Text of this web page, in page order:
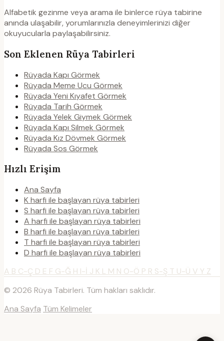
Alfabetik gezinme veya arama ile binlerce rüya tabirine
anında ulaşabilir, yorumlarınızla deneyimlerinizi diğer
okuyucularla paylaşabilirsiniz.
Son Eklenen Rüya Tabirleri
Rüyada Kapı Görmek
Rüyada Meme Ucu Görmek
Rüyada Yeni Kıyafet Görmek
Rüyada Tarih Görmek
Rüyada Yelek Giymek Görmek
Rüyada Kapı Silmek Görmek
Rüyada Kız Dövmek Görmek
Rüyada Sos Görmek
Hızlı Erişim
Ana Sayfa
K harfi ile başlayan rüya tabirleri
S harfi ile başlayan rüya tabirleri
A harfi ile başlayan rüya tabirleri
B harfi ile başlayan rüya tabirleri
T harfi ile başlayan rüya tabirleri
D harfi ile başlayan rüya tabirleri
A B C-Ç D E F G-Ğ H I-İ J K L M N O-Ö P R S-Ş T U-Ü V Y Z
© 2026 Rüya Tabirleri. Tüm hakları saklıdır.
Ana Sayfa Tüm Kelimeler